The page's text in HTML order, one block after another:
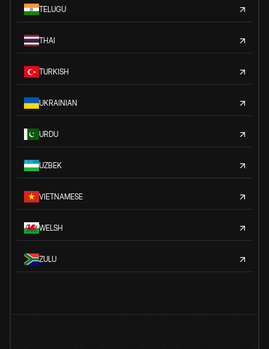
TELUGU
THAI
TURKISH
UKRAINIAN
URDU
UZBEK
VIETNAMESE
WELSH
ZULU